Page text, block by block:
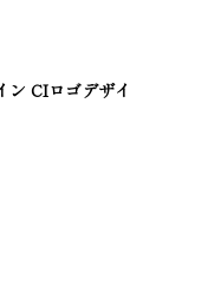
ン CIロゴデザイ